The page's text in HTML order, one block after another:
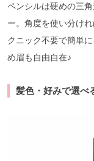
ペンシルは硬めの三
ー。角度を使い分け
クニック不要で簡単
め眉も自由自在♪
髪色・好みで選べ